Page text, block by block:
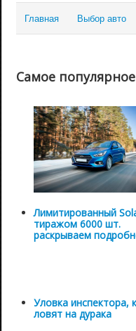
Главная Выбор авто
Самое популярное
Лимитированный
тиражом 6000 шт.
раскрываем
Уловка инспектора,
ловят на дурака